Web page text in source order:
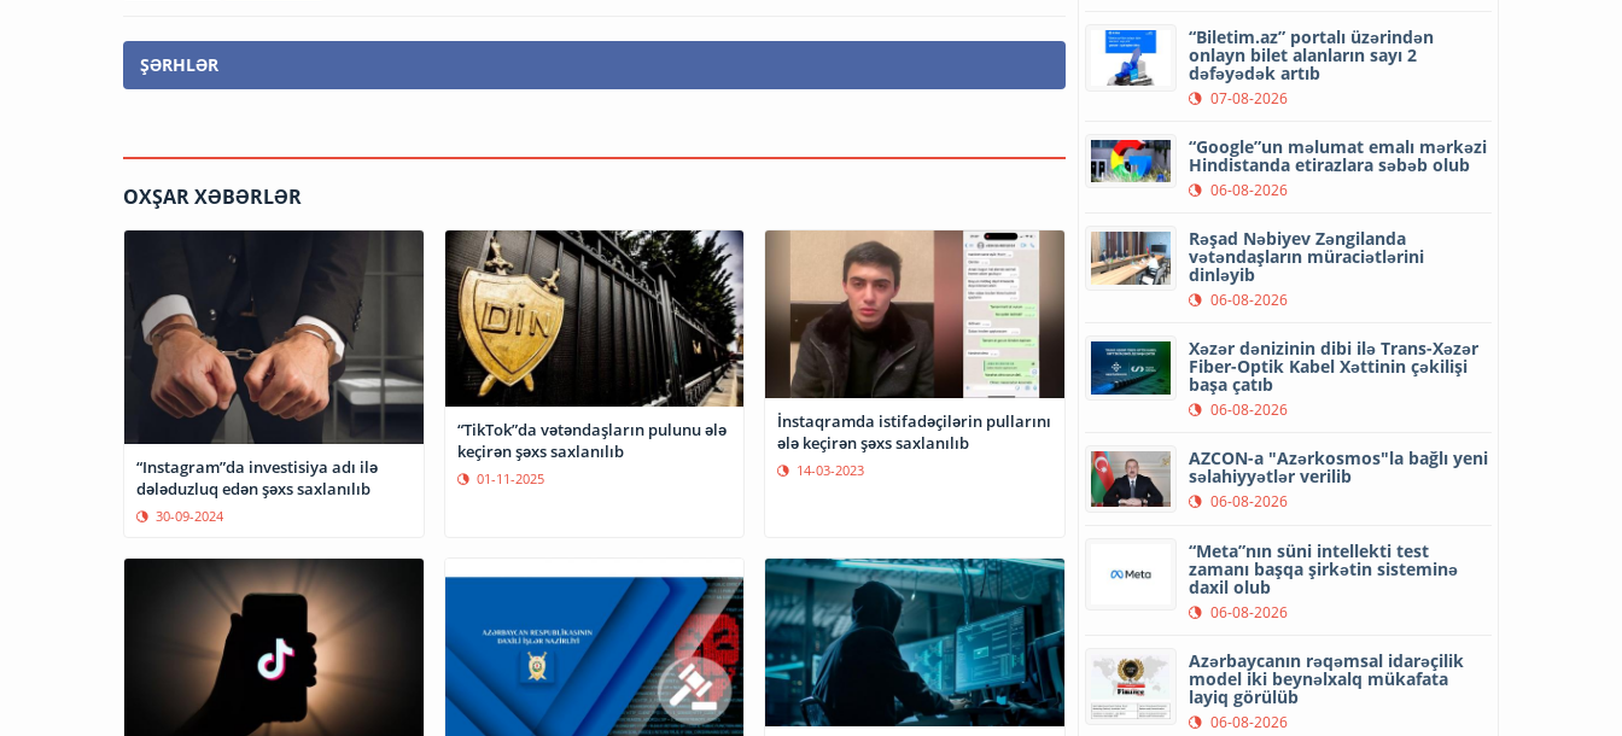
ŞƏRHLƏR
OXŞAR XƏBƏRLƏR
“Instagram”da investisiya adı ilə
dələduzluq edən şəxs saxlanılıb
30-09-2024
“TikTok”da vətəndaşların pulunu ələ
keçirən şəxs saxlanılıb
01-11-2025
İnstaqramda istifadəçilərin pullarını
ələ keçirən şəxs saxlanılıb
14-03-2023
“Biletim.az” portalı üzərindən
onlayn bilet alanların sayı 2
dəfəyədək artıb
07-08-2026
“Google”un məlumat emalı mərkəzi
Hindistanda etirazlara səbəb olub
06-08-2026
Rəşad Nəbiyev Zəngilanda
vətəndaşların müraciətlərini
dinləyib
06-08-2026
Xəzər dənizinin dibi ilə Trans-Xəzər
Fiber-Optik Kabel Xəttinin çəkilişi
başa çatıb
06-08-2026
AZCON-a "Azərkosmos"la bağlı yeni
səlahiyyətlər verilib
06-08-2026
“Meta”nın süni intellekti test
zamanı başqa şirkətin sisteminə
daxil olub
06-08-2026
Azərbaycanın rəqəmsal idarəçilik
model iki beynəlxalq mükafata
layiq görülüb
06-08-2026